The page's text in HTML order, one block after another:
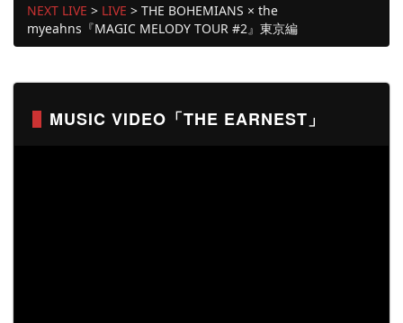
NEXT LIVE > LIVE > THE BOHEMIANS × the
myeahns『MAGIC MELODY TOUR #2』東京編
MUSIC VIDEO「THE EARNEST」